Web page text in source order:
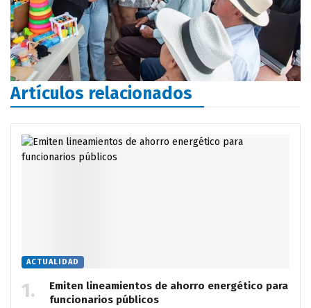
Artículos relacionados
ACTUALIDAD
Emiten lineamientos de ahorro energético para
funcionarios públicos